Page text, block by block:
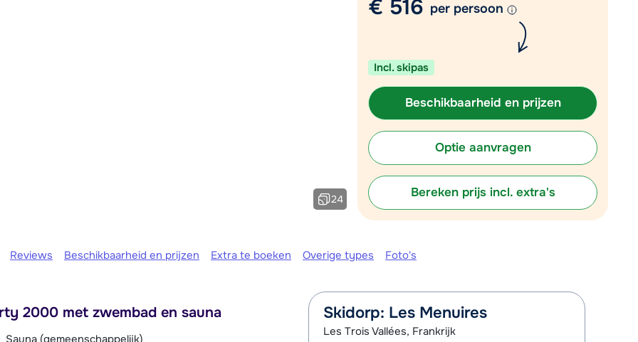
Plan een terugbelverzoek
Chat met wintersportspecialist
Bel ons via 03 3037838
24
€ 516 per persoon
Incl. skipas
Beschikbaarheid en prijzen
Optie aanvragen
Bereken prijs incl. extra's
Reviews Beschikbaarheid en prijzen Extra te boeken Overige types Foto's
2000 met zwembad en sauna
Sauna (gemeenschappelijk)
Skidorp: Les Menuires
Les Trois Vallées, Frankrijk